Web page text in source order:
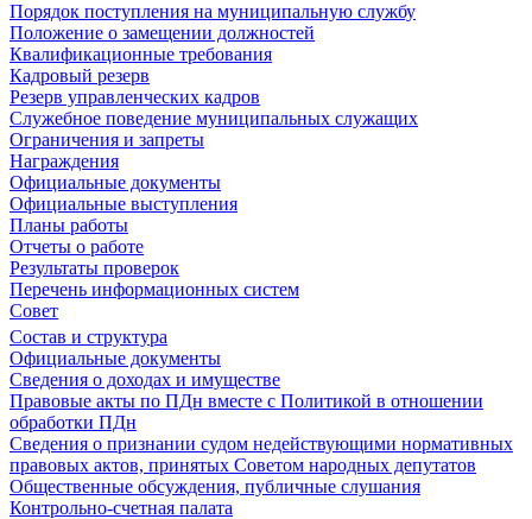
Порядок поступления на муниципальную службу
Положение о замещении должностей
Квалификационные требования
Кадровый резерв
Резерв управленческих кадров
Служебное поведение муниципальных служащих
Ограничения и запреты
Награждения
Официальные документы
Официальные выступления
Планы работы
Отчеты о работе
Результаты проверок
Перечень информационных систем
Совет
Состав и структура
Официальные документы
Сведения о доходах и имуществе
Правовые акты по ПДн вместе с Политикой в отношении
обработки ПДн
Сведения о признании судом недействующими нормативных
правовых актов, принятых Советом народных депутатов
Общественные обсуждения, публичные слушания
Контрольно-счетная палата